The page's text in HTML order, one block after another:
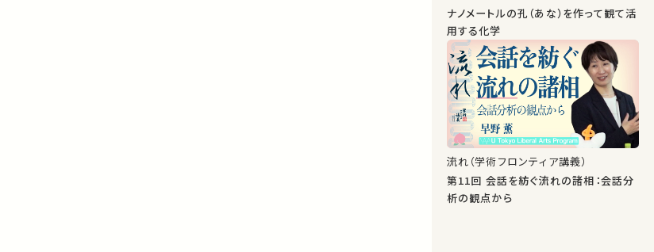
ナノメートルの孔（あな）を作って観て活
用する化学
流れ（学術フロンティア講義）
第11回 会話を紡ぐ流れの諸相：会話分
析の観点から